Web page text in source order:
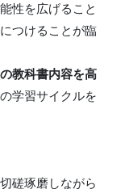
性を広げること
つけることが臨
教科書内容を高
学習サイクルを
磋琢磨しながら